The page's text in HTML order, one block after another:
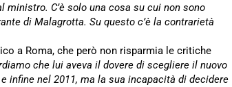
C’è solo una cosa su cui non sono
di Malagrotta. Su questo c’è la contrarietà
a Roma, che però non risparmia le critiche
che lui aveva il dovere di scegliere il nuovo
infine nel 2011, ma la sua incapacità di decidere